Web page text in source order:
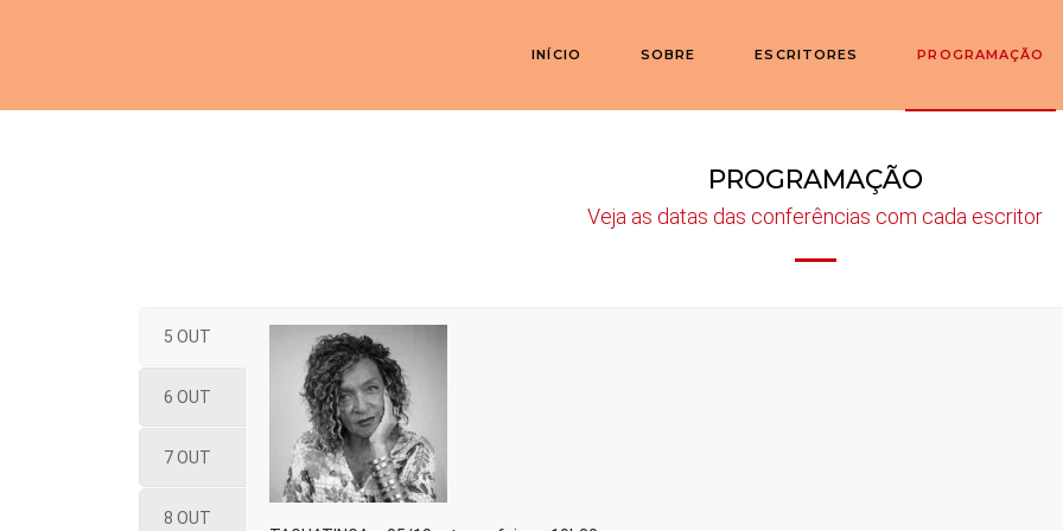
INÍCIO SOBRE ESCRITORES PROGRAMAÇÃO
PROGRAMAÇÃO
Veja as datas das conferências com cada escritor
5 OUT
6 OUT
7 OUT
8 OUT